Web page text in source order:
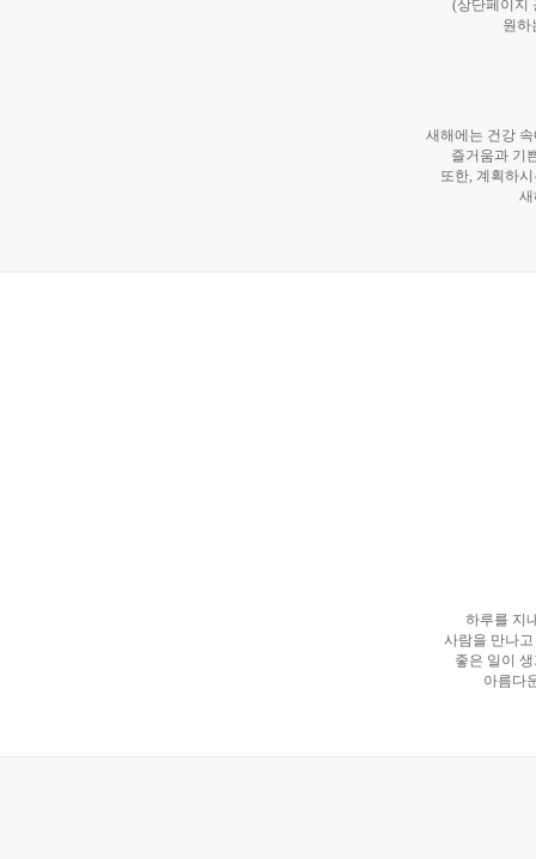
(상단페이지
원하
새해에는 건강
즐거움과 기
또한, 계획하
새
하루를 지
사람을 만나
좋은 일이
아름다